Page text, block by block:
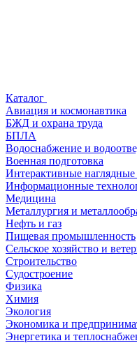
Каталог
Авиация и космонавтика
БЖД и охрана труда
БПЛА
Водоснабжение и
Военная подготовка
Интерактивные
Информационные
Медицина
Металлургия и
Нефть и газ
Пищевая промышленность
Сельское хозяйство и
Строительство
Судостроение
Физика
Химия
Экология
Экономика и
Энергетика и